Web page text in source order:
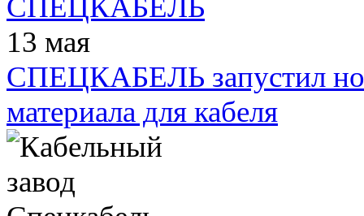
13 мая
СПЕЦКАБЕЛЬ запустил
материала для кабеля